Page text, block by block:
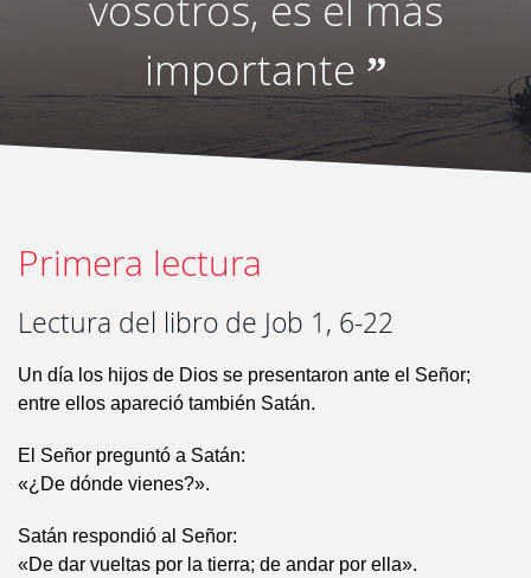
importante ”
Primera lectura
Lectura del libro de Job 1, 6-22
Un día los hijos de Dios se presentaron ante el Señor;
entre ellos apareció también Satán.
El Señor preguntó a Satán:
«¿De dónde vienes?».
Satán respondió al Señor:
«De dar vueltas por la tierra; de andar por ella».